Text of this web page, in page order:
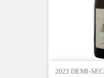
2023 DEMI-